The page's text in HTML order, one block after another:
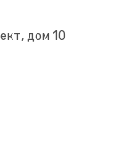
дом 10